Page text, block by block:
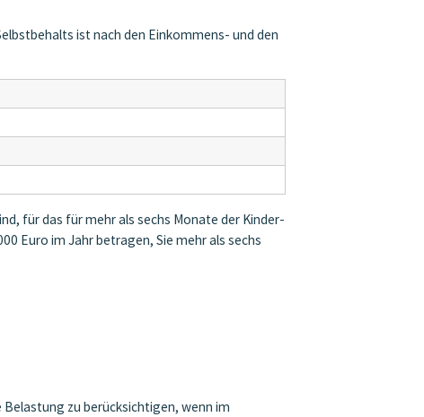
ist nach den Einkommens- und den
für das für mehr als sechs Monate der Kinder-
Euro im Jahr betragen, Sie mehr als sechs
zu berücksichtigen, wenn im